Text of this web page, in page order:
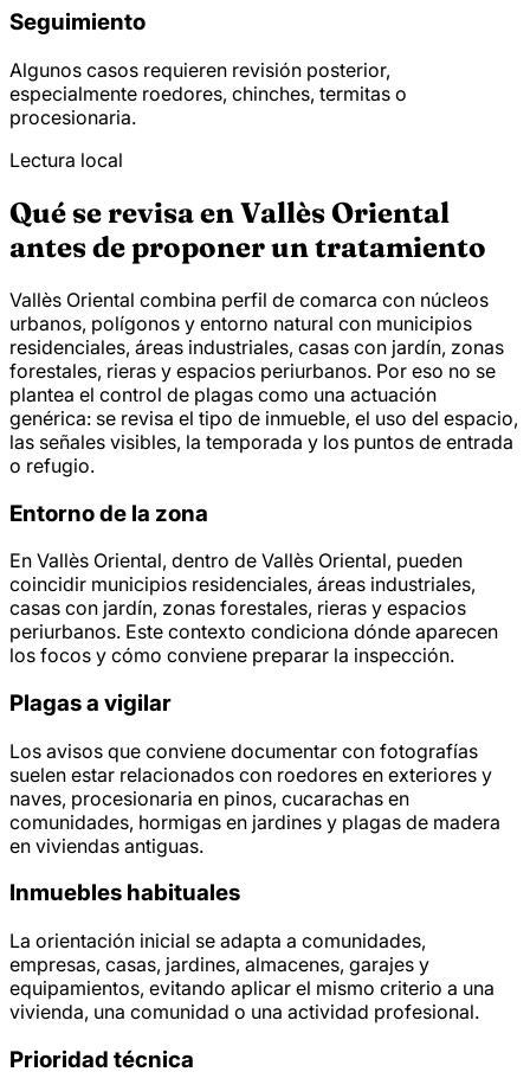
Seguimiento
Algunos casos requieren revisión posterior,
especialmente roedores, chinches, termitas o
procesionaria.
Lectura local
Qué se revisa en Vallès Oriental
antes de proponer un tratamiento
Vallès Oriental combina perfil de comarca con núcleos
urbanos, polígonos y entorno natural con municipios
residenciales, áreas industriales, casas con jardín, zonas
forestales, rieras y espacios periurbanos. Por eso no se
plantea el control de plagas como una actuación
genérica: se revisa el tipo de inmueble, el uso del espacio,
las señales visibles, la temporada y los puntos de entrada
o refugio.
Entorno de la zona
En Vallès Oriental, dentro de Vallès Oriental, pueden
coincidir municipios residenciales, áreas industriales,
casas con jardín, zonas forestales, rieras y espacios
periurbanos. Este contexto condiciona dónde aparecen
los focos y cómo conviene preparar la inspección.
Plagas a vigilar
Los avisos que conviene documentar con fotografías
suelen estar relacionados con roedores en exteriores y
naves, procesionaria en pinos, cucarachas en
comunidades, hormigas en jardines y plagas de madera
en viviendas antiguas.
Inmuebles habituales
La orientación inicial se adapta a comunidades,
empresas, casas, jardines, almacenes, garajes y
equipamientos, evitando aplicar el mismo criterio a una
vivienda, una comunidad o una actividad profesional.
Prioridad técnica